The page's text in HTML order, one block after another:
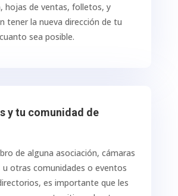
hojas de ventas, folletos, y
tener la nueva dirección de tu
sea posible.
y tu comunidad de
de alguna asociación, cámaras
u otras comunidades o eventos
es importante que les